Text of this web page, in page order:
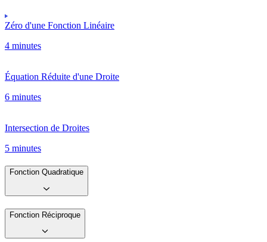
Zéro d'une Fonction Linéaire
4 minutes
Équation Réduite d'une Droite
6 minutes
Intersection de Droites
5 minutes
Fonction Quadratique
Fonction Réciproque